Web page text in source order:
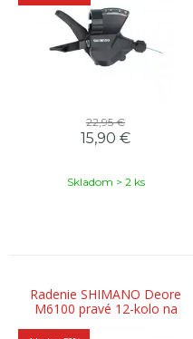
22,95 €
15,90 €
Skladom > 2 ks
Radenie SHIMANO Deore
M6100 pravé 12-kolo na
objímku s ukazovateľom